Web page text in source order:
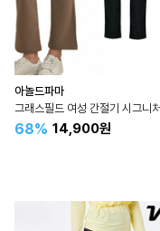
아놀드파마
68% 14,900원